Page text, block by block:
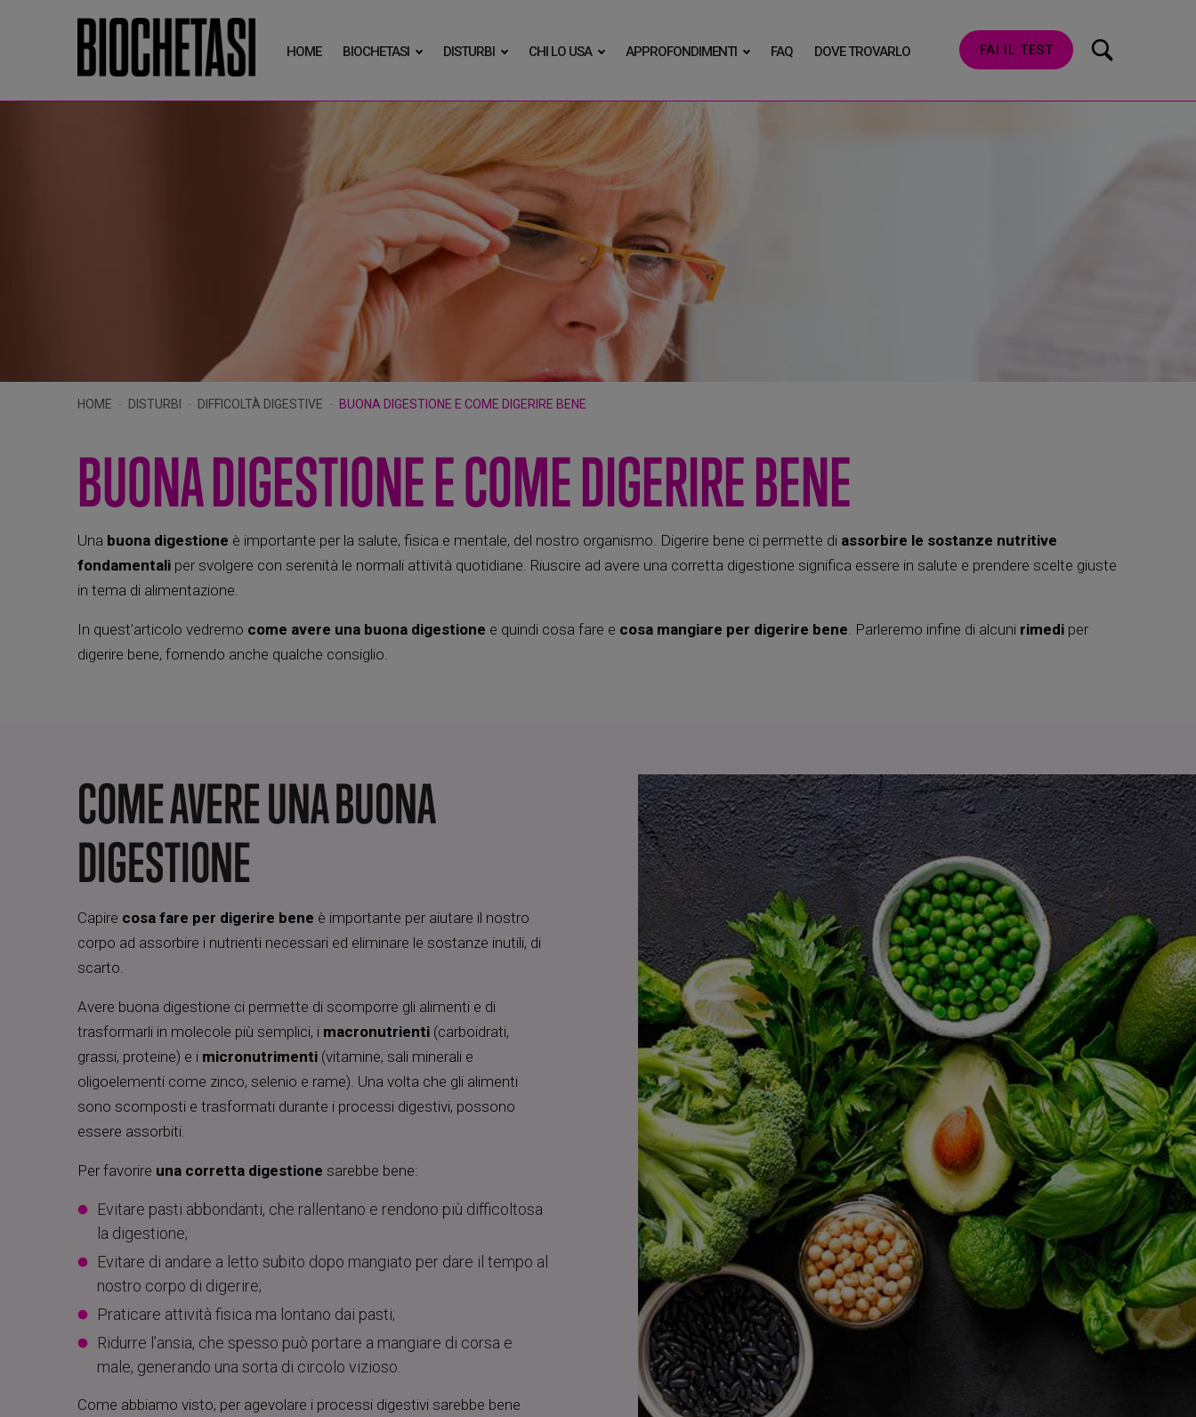
HOME BIOCHETASI DISTURBI CHI LO USA APPROFONDIMENTI FAQ DOVE TROVARLO FAI IL TEST
HOME DISTURBI DIFFICOLTÀ DIGESTIVE BUONA DIGESTIONE E COME DIGERIRE BENE
BUONA DIGESTIONE E COME DIGERIRE BENE
Una buona digestione è importante per la salute, fisica e mentale, del nostro organismo. Digerire bene ci permette di assorbire le sostanze nutritive
fondamentali per svolgere con serenità le normali attività quotidiane. Riuscire ad avere una corretta digestione significa essere in salute e prendere scelte giuste
in tema di alimentazione.
In quest’articolo vedremo come avere una buona digestione e quindi cosa fare e cosa mangiare per digerire bene . Parleremo infine di alcuni rimedi per
digerire bene, fornendo anche qualche consiglio.
COME AVERE UNA BUONA
DIGESTIONE
Capire cosa fare per digerire bene è importante per aiutare il nostro
corpo ad assorbire i nutrienti necessari ed eliminare le sostanze inutili, di
scarto.
Avere buona digestione ci permette di scomporre gli alimenti e di
trasformarli in molecole più semplici, i macronutrienti (carboidrati,
grassi, proteine) e i micronutrimenti (vitamine, sali minerali e
oligoelementi come zinco, selenio e rame). Una volta che gli alimenti
sono scomposti e trasformati durante i processi digestivi, possono
essere assorbiti.
Per favorire una corretta digestione sarebbe bene:
Evitare pasti abbondanti, che rallentano e rendono più difficoltosa
la digestione;
Evitare di andare a letto subito dopo mangiato per dare il tempo al
nostro corpo di digerire;
Praticare attività fisica ma lontano dai pasti;
Ridurre l’ansia, che spesso può portare a mangiare di corsa e
male, generando una sorta di circolo vizioso.
Come abbiamo visto, per agevolare i processi digestivi sarebbe bene